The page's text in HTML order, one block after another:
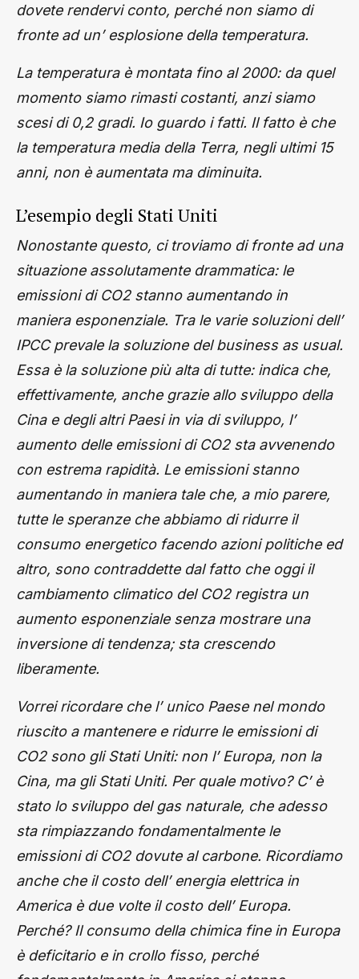
dovete rendervi conto, perché non siamo di
fronte ad un’ esplosione della temperatura.
La temperatura è montata fino al 2000: da quel
momento siamo rimasti costanti, anzi siamo
scesi di 0,2 gradi. Io guardo i fatti. Il fatto è che
la temperatura media della Terra, negli ultimi 15
anni, non è aumentata ma diminuita.
L’esempio degli Stati Uniti
Nonostante questo, ci troviamo di fronte ad una
situazione assolutamente drammatica: le
emissioni di CO2 stanno aumentando in
maniera esponenziale. Tra le varie soluzioni dell’
IPCC prevale la soluzione del business as usual.
Essa è la soluzione più alta di tutte: indica che,
effettivamente, anche grazie allo sviluppo della
Cina e degli altri Paesi in via di sviluppo, l’
aumento delle emissioni di CO2 sta avvenendo
con estrema rapidità. Le emissioni stanno
aumentando in maniera tale che, a mio parere,
tutte le speranze che abbiamo di ridurre il
consumo energetico facendo azioni politiche ed
altro, sono contraddette dal fatto che oggi il
cambiamento climatico del CO2 registra un
aumento esponenziale senza mostrare una
inversione di tendenza; sta crescendo
liberamente.
Vorrei ricordare che l’ unico Paese nel mondo
riuscito a mantenere e ridurre le emissioni di
CO2 sono gli Stati Uniti: non l’ Europa, non la
Cina, ma gli Stati Uniti. Per quale motivo? C’ è
stato lo sviluppo del gas naturale, che adesso
sta rimpiazzando fondamentalmente le
emissioni di CO2 dovute al carbone. Ricordiamo
anche che il costo dell’ energia elettrica in
America è due volte il costo dell’ Europa.
Perché? Il consumo della chimica fine in Europa
è deficitario e in crollo fisso, perché